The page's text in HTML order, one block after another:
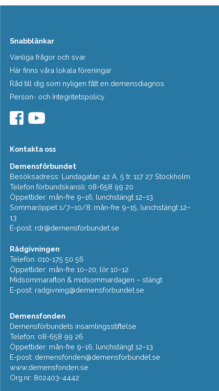
Snabblänkar
Vanliga frågor och svar
Här finns våra lokala föreningar
Råd till dig som nyligen fått en demensdiagnos
Person- och Integritetspolicy
Kontakta oss
Demensförbundet
Besöksadress: Lundagatan 42 A, 5 tr, 117 27 Stockholm
Telefon förbundskansli: 08-658 99 20
Öppettider: mån-fre 9–16, lunchstängt 12–13
Sommaröppet 1/7–10/8: mån-fre 9–15, lunchstängt 12–
13
E-post: rdr@demensforbundet.se
Rådgivningen
Telefon: 010-175 50 56
Öppettider: mån-fre 10–20, lör 10–12
Midsommarafton & midsommardagen – stängt
E-post: radgivning@demensforbundet.se
Demensfonden
Demensförbundets insamlingsstiftelse
Telefon: 08-658 99 26
Öppettider: mån-fre 9–16, lunchstängt 12–13
E-post: demensfonden@demensforbundet.se
www.demensfonden.se
Org.nr: 802403-4442